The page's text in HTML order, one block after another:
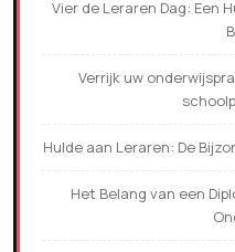
Vier de Leraren Dag: Een
Verrijk uw
Hulde aan Leraren: De
Het Belang van een